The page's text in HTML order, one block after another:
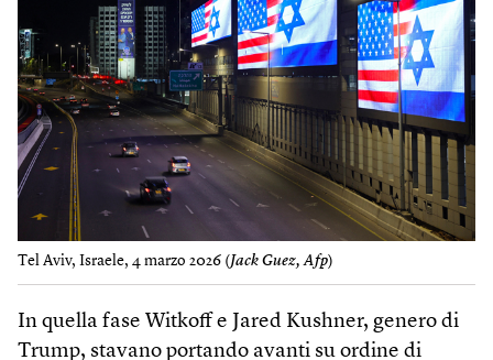
Tel Aviv, Israele, 4 marzo 2026 (Jack Guez, Afp)
In quella fase Witkoff e Jared Kushner, genero di
Trump, stavano portando avanti su ordine di